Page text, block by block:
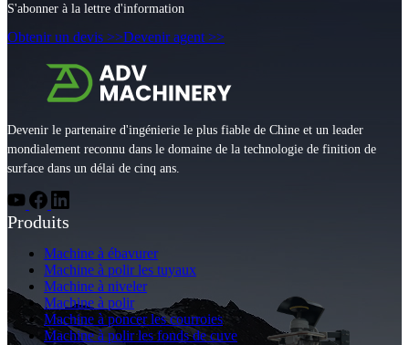
S'abonner à la lettre d'information
Obtenir un devis >>Devenir agent >>
Devenir le partenaire d'ingénierie le plus fiable de Chine et un leader
mondialement reconnu dans le domaine de la technologie de finition de
surface dans un délai de cinq ans.
Produits
Machine à ébavurer
Machine à polir les tuyaux
Machine à niveler
Machine à polir
Machine à poncer les courroies
Machine à polir les fonds de cuve